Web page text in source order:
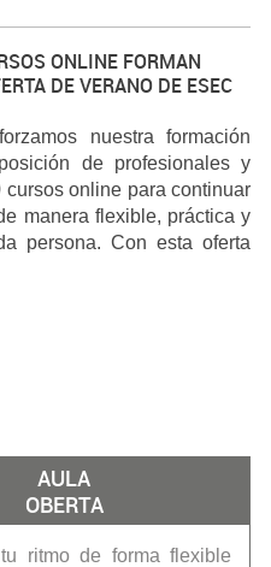
ONLINE FORMAN
DE VERANO DE ESEC
nuestra formación
de profesionales y
online para continuar
manera flexible, práctica y
persona. Con esta oferta
AULA
OBERTA
ritmo de forma flexible